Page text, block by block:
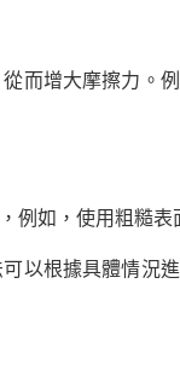
而增大摩擦力。
例如，使用粗糙表
以根據具體情況